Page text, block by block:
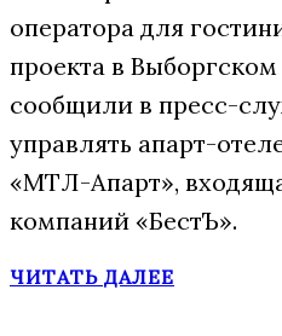
оператора для
проекта в
сообщили в пресс-
управлять апарт-
«МТЛ-Апарт»,
компаний «БестЪ».
ЧИТАТЬ ДАЛЕЕ